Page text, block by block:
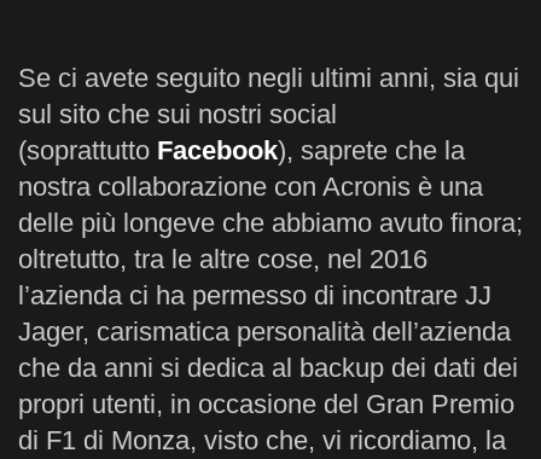
Se ci avete seguito negli ultimi anni, sia qui
sul sito che sui nostri social
(soprattutto Facebook), saprete che la
nostra collaborazione con Acronis è una
delle più longeve che abbiamo avuto finora;
oltretutto, tra le altre cose, nel 2016
l’azienda ci ha permesso di incontrare JJ
Jager, carismatica personalità dell’azienda
che da anni si dedica al backup dei dati dei
propri utenti, in occasione del Gran Premio
di F1 di Monza, visto che, vi ricordiamo, la